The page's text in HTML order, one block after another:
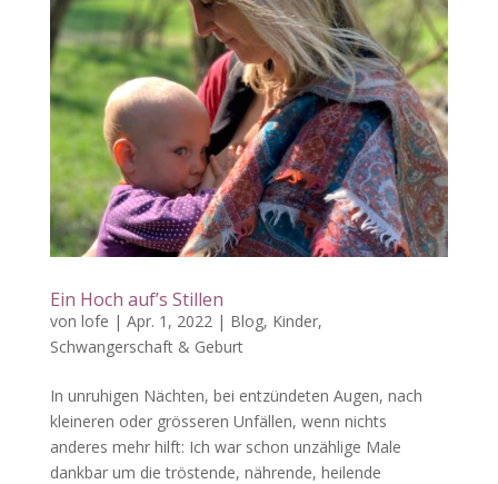
Ein Hoch auf’s Stillen
von lofe | Apr. 1, 2022 | Blog, Kinder,
Schwangerschaft & Geburt
In unruhigen Nächten, bei entzündeten Augen, nach
kleineren oder grösseren Unfällen, wenn nichts
anderes mehr hilft: Ich war schon unzählige Male
dankbar um die tröstende, nährende, heilende